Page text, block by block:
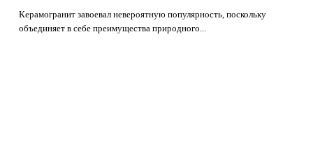
Керамогранит завоевал невероятную популярность, поскольку
объединяет в себе преимущества природного...